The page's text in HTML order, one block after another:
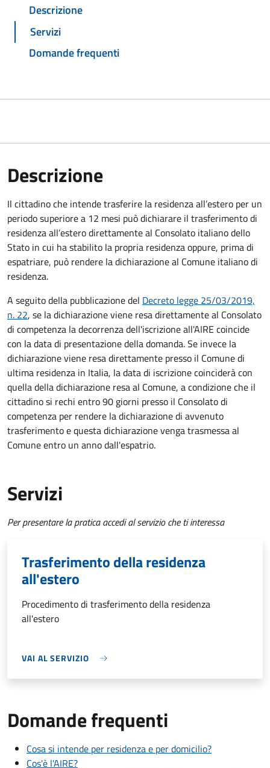
Descrizione
Servizi
Domande frequenti
Descrizione
Il cittadino che intende trasferire la residenza all’estero per un
periodo superiore a 12 mesi può dichiarare il trasferimento di
residenza all’estero direttamente al Consolato italiano dello
Stato in cui ha stabilito la propria residenza oppure, prima di
espatriare, può rendere la dichiarazione al Comune italiano di
residenza.
A seguito della pubblicazione del Decreto legge 25/03/2019,
n. 22, se la dichiarazione viene resa direttamente al Consolato
di competenza la decorrenza dell'iscrizione all'AIRE coincide
con la data di presentazione della domanda. Se invece la
dichiarazione viene resa direttamente presso il Comune di
ultima residenza in Italia, la data di iscrizione coinciderà con
quella della dichiarazione resa al Comune, a condizione che il
cittadino si rechi entro 90 giorni presso il Consolato di
competenza per rendere la dichiarazione di avvenuto
trasferimento e questa dichiarazione venga trasmessa al
Comune entro un anno dall'espatrio.
Servizi
Per presentare la pratica accedi al servizio che ti interessa
Trasferimento della residenza
all'estero
Procedimento di trasferimento della residenza
all'estero
VAI AL SERVIZIO
Domande frequenti
Cosa si intende per residenza e per domicilio?
Cos'è l'AIRE?